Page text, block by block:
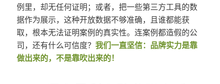
例里，却无任何证明；或者，把一些第三方工具的数
据作为展示，这种开放数据不够准确，且谁都能获
取，根本无法证明案例的真实性。连案例都造假的公
司，还有什么可信度？ 我们一直坚信：品牌实力是靠
做出来的，不是靠吹出来的！